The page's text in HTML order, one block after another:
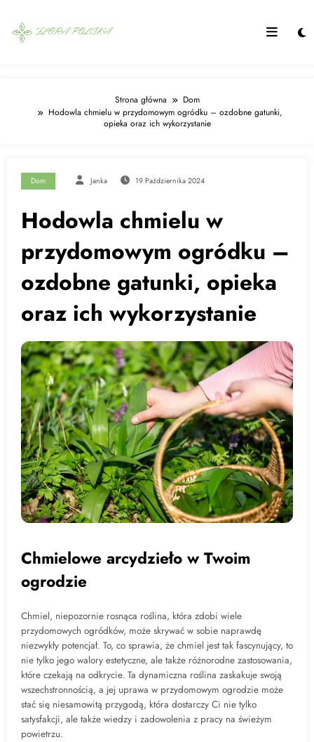
content
Strona główna
Dom
Hodowla chmielu w przydomowym ogródku – ozdobne gatunki,
opieka oraz ich wykorzystanie
Dom Janka 19 Października 2024
Hodowla chmielu w
przydomowym ogródku –
ozdobne gatunki, opieka
oraz ich wykorzystanie
Chmielowe arcydzieło w Twoim
ogrodzie
Chmiel, niepozornie rosnąca roślina, która zdobi wiele
przydomowych ogródków, może skrywać w sobie naprawdę
niezwykły potencjał. To, co sprawia, że chmiel jest tak fascynujący, to
nie tylko jego walory estetyczne, ale także różnorodne zastosowania,
które czekają na odkrycie. Ta dynamiczna roślina zaskakuje swoją
wszechstronnością, a jej uprawa w przydomowym ogrodzie może
stać się niesamowitą przygodą, która dostarczy Ci nie tylko
satysfakcji, ale także wiedzy i zadowolenia z pracy na świeżym
powietrzu.